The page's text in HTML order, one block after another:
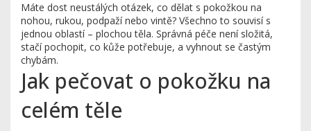
Máte dost neustálých otázek, co dělat s pokožkou na
nohou, rukou, podpaží nebo vintě? Všechno to souvisí s
jednou oblastí – plochou těla. Správná péče není složitá,
stačí pochopit, co kůže potřebuje, a vyhnout se častým
chybám.
Jak pečovat o pokožku na
celém těle